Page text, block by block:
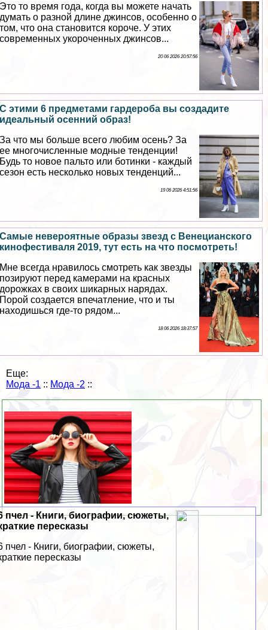
Это то время года, когда вы можете начать
думать о разной длине джинсов, особенно о
том, что она становится короче. У этих
современных укороченных джинсов...
20 06 2026 20:57:56
С этими 6 предметами гардероба вы создадите
идеальный осенний образ!
За что мы больше всего любим осень? За
ее многочисленные модные тенденции!
Будь то новое пальто или ботинки - каждый
сезон есть несколько новых тенденций...
19 06 2026 4:51:56
Самые невероятные образы звезд с Венецианского
кинофестиваля 2019, тут есть на что посмотреть!
Мне всегда нравилось смотреть как звезды
позируют перед камерами на красных
дорожках в своих шикарных нарядах.
Порой создается впечатление, что и ты
находишься где-то рядом...
18 06 2026 18:37:57
Еще:
Мода -1 :: Мода -2 ::
пчел - Книги, биографии, сюжеты,
пересказы
пчел - Книги, биографии, сюжеты,
пересказы